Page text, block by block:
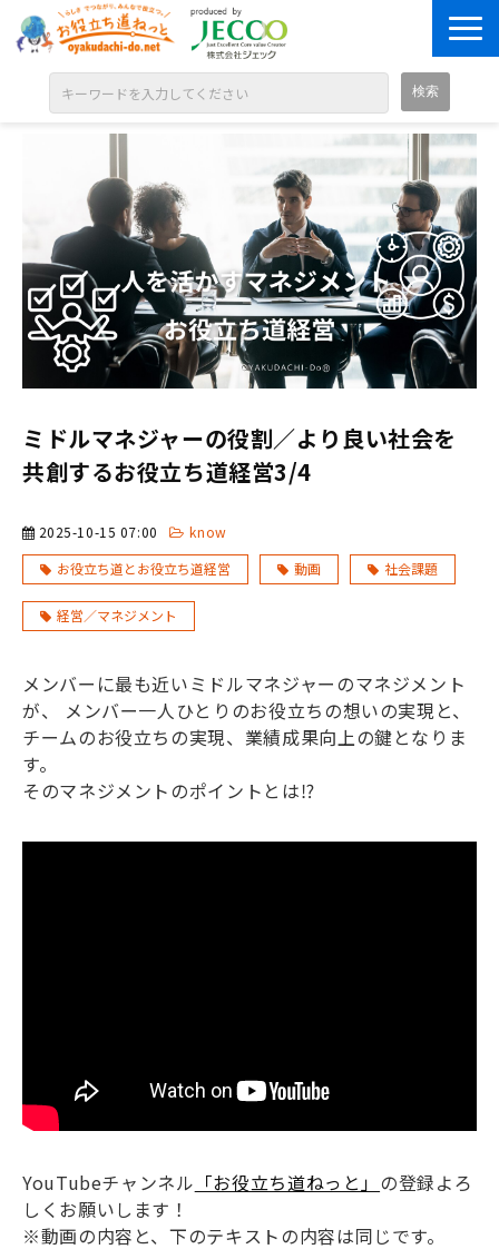
目的別に探す
ジャンル別に探す
シリーズ別に探す
OPEN BADGE
GALLERY
お知らせ
ミドルマネジャーの役割／より良い社会を
共創するお役立ち道経営3/4
2025-10-15 07:00
know
お役立ち道とお役立ち道経営
動画 社会課題
経営／マネジメント
メンバーに最も近いミドルマネジャーのマネジメント
が、 メンバー一人ひとりのお役立ちの想いの実現と、
チームのお役立ちの実現、業績成果向上の鍵となりま
す。
そのマネジメントのポイントとは⁉
YouTubeチャンネル 「お役立ち道ねっと」 の登録よろ
しくお願いします！
※動画の内容と、下のテキストの内容は同じです。